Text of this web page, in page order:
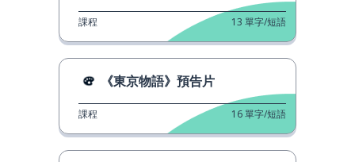
課程 13 單字/短語
《東京物語》預告片
課程 16單字/短語